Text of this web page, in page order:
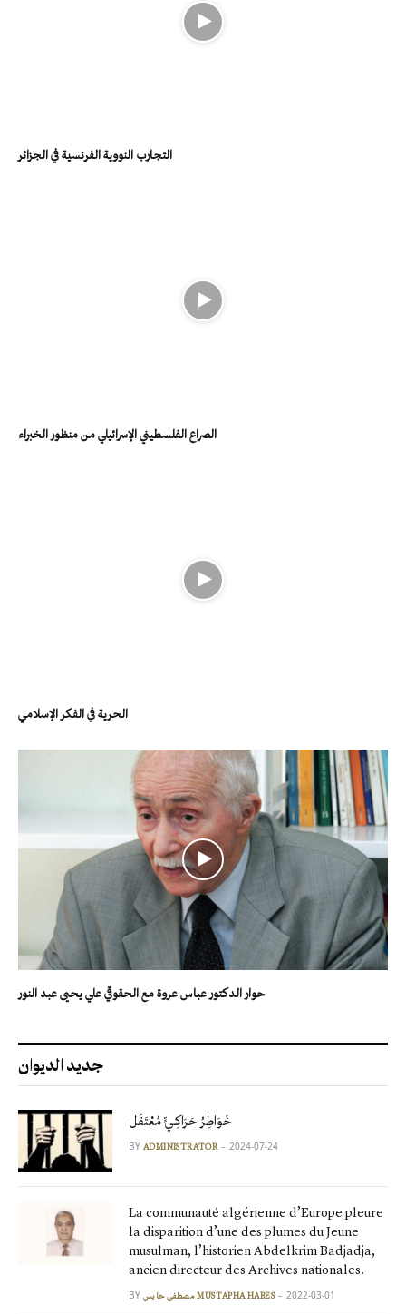
التجارب النووية الفرنسية في الجزائر
الصراع الفلسطيني الإسرائيلي من منظور الخبراء
الحرية في الفكر الإسلامي
حوار الدكتور عباس عروة مع الحقوقي علي يحيى عبد النور
جديد الديوان
خَوَاطِرُ حَرَاكِـيٍّ مُعْتَقَل
BY ADMINISTRATOR 2024-07-24
La communauté algérienne d’Europe pleure
la disparition d’une des plumes du Jeune
musulman, l’historien Abdelkrim Badjadja,
ancien directeur des Archives nationales.
BY مصطفى حابس MUSTAPHA HABES 2022-03-01